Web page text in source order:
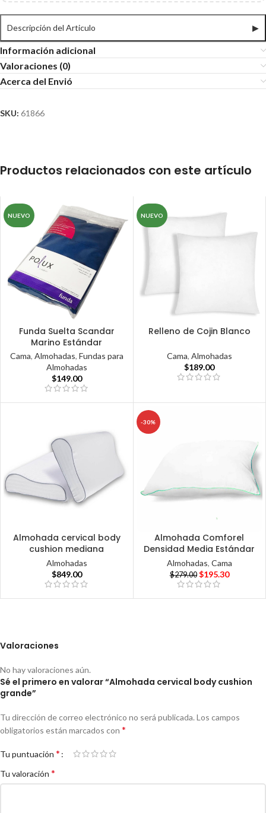
Descripción del Articulo ▶
Información adicional
Valoraciones (0)
Acerca del Envió
SKU: 61866
Productos relacionados con este artículo
NUEVO
Funda Suelta Scandar
Marino Estándar
Cama, Almohadas, Fundas para
Almohadas
$149.00
NUEVO
Relleno de Cojin Blanco
Cama, Almohadas
$189.00
Almohada cervical body
cushion mediana
Almohadas
$849.00
-30%
Almohada Comforel
Densidad Media Estándar
Almohadas, Cama
$279.00 $195.30
Valoraciones
No hay valoraciones aún.
Sé el primero en valorar “Almohada cervical body cushion
grande”
Tu dirección de correo electrónico no será publicada. Los campos
obligatorios están marcados con *
Tu puntuación *
Tu valoración *